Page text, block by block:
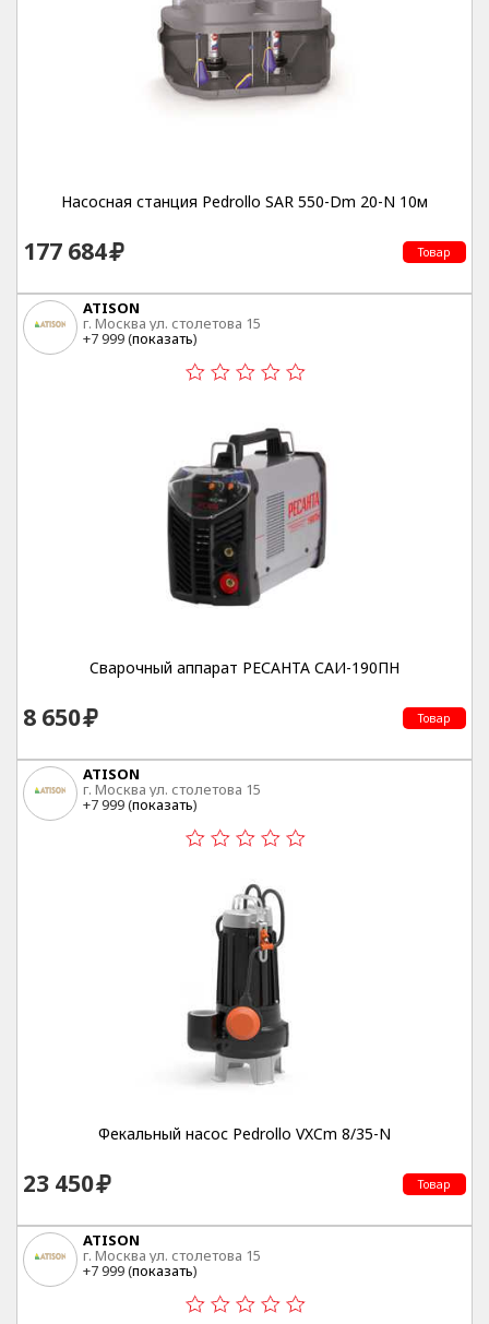
Насосная станция Pedrollo SAR 550-Dm 20-N 10м
177 684 Товар
ATISON
г. Москва ул. столетова 15
+7 999 (показать)
Cварочный аппарат РЕСАНТА САИ-190ПН
8 650 Товар
ATISON
г. Москва ул. столетова 15
+7 999 (показать)
Фекальный насос Pedrollo VXCm 8/35-N
23 450 Товар
ATISON
г. Москва ул. столетова 15
+7 999 (показать)